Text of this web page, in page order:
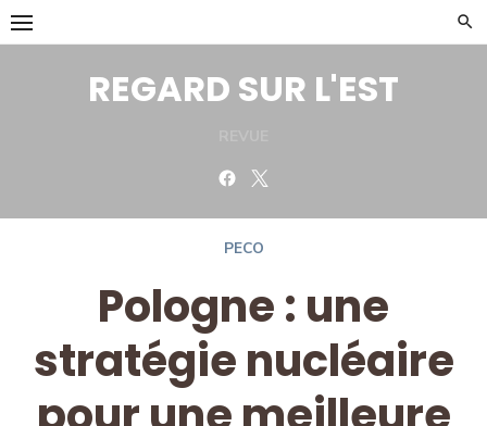
Skip
to
REGARD SUR L'EST
Facebook
PECO
Pologne : une
stratégie nucléaire